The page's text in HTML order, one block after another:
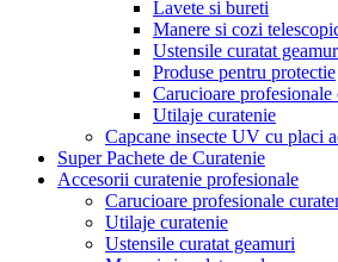
Lavete si bureti
Manere si cozi
Ustensile curatat
Produse pentru protectie
Carucioare profesionale
Utilaje curatenie
Capcane insecte UV cu placi
Super Pachete de Curatenie
Accesorii curatenie profesionale
Carucioare profesionale
Utilaje curatenie
Ustensile curatat geamuri